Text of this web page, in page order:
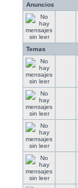
Anuncios
Temas